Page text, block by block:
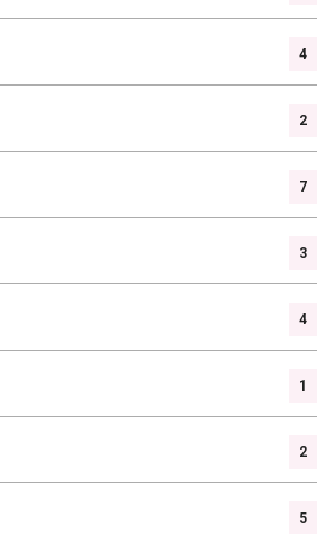
4
2
7
3
4
1
2
5